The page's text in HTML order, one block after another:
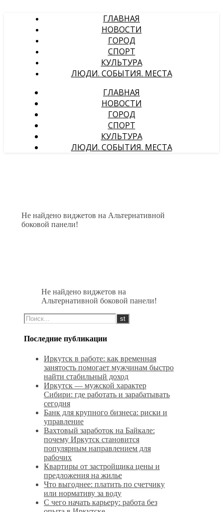
ГЛАВНАЯ
НОВОСТИ
ГОРОД
СПОРТ
КУЛЬТУРА
ЛЮДИ. СОБЫТИЯ. МЕСТА
ГЛАВНАЯ
НОВОСТИ
ГОРОД
СПОРТ
КУЛЬТУРА
ЛЮДИ. СОБЫТИЯ. МЕСТА
Не найдено виджетов на Альтернативной
боковой панели!
Не найдено виджетов на
Альтернативной боковой панели!
Последние публикации
Иркутск в работе: как временная
занятость помогает мужчинам быстро
найти стабильный доход
Иркутск — мужской характер
Сибири: где работать и зарабатывать
сегодня
Банк для крупного бизнеса: риски и
управление
Вахтовый заработок на Байкале:
почему Иркутск становится
популярным направлением для
рабочих
Квартиры от застройщика цены и
предложения на жилье
Что выгоднее: платить по счетчику
или нормативу за воду
С чего начать карьеру: работа без